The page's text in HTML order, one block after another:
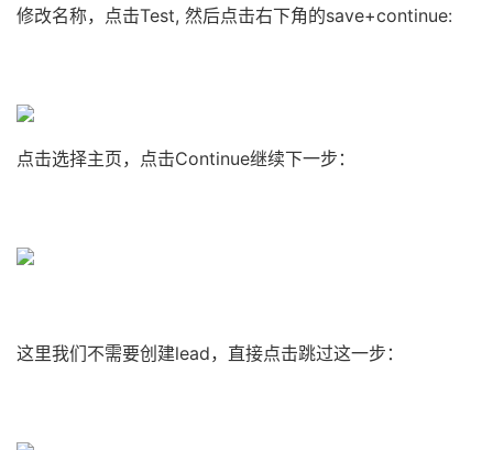
修改名称，点击Test, 然后点击右下角的save+continue:
点击选择主页，点击Continue继续下一步：
这里我们不需要创建lead，直接点击跳过这一步：